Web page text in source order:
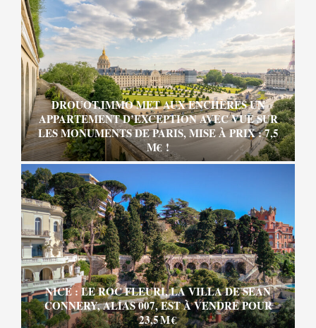
DROUOT.IMMO MET AUX ENCHÈRES UN
APPARTEMENT D’EXCEPTION AVEC VUE SUR
LES MONUMENTS DE PARIS, MISE À PRIX : 7,5
M€ !
NICE : LE ROC FLEURI, LA VILLA DE SEAN
CONNERY, ALIAS 007, EST À VENDRE POUR
23,5 M €